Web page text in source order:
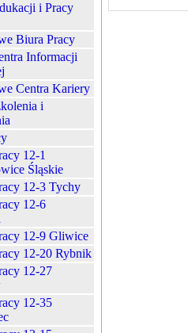
i Pracy
Biura Pracy
Informacji
Centra Kariery
i
12-1
Śląskie
12-3 Tychy
12-6
12-9 Gliwice
12-20 Rybnik
12-27
12-35